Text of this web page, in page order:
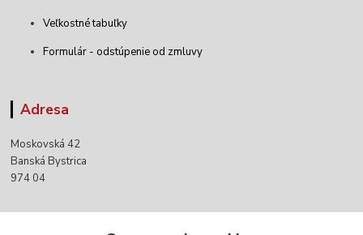
Veľkostné tabuľky
Formulár - odstúpenie od zmluvy
Adresa
Moskovská 42
Banská Bystrica
974 04